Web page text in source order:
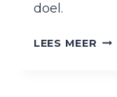
doel.
LEES MEER